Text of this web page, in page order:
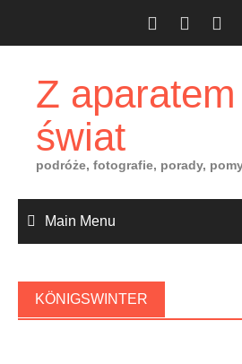
Z
świat
podróże, fotografie, porady,
Main Menu
KÖNIGSWINTER